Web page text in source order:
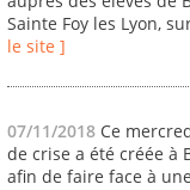
Sainte Foy les Lyon,
le site ]
07/11/2018 Ce
de crise a été créée à
afin de faire face à